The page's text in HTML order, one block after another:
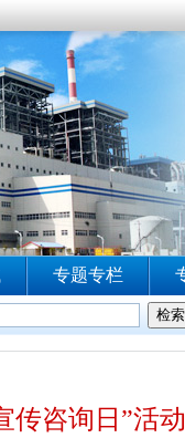
咨询日”活动